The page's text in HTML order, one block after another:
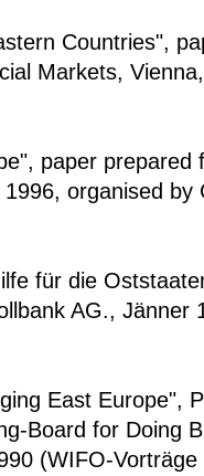
Countries",
Markets,
paper prepared
organised
für die
AG., Jänner
East Europe",
Board for Doing
(WIFO-Vorträge